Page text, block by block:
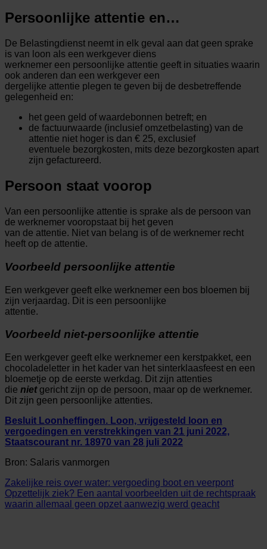
Persoonlijke attentie en…
De Belastingdienst neemt in elk geval aan dat geen sprake
is van loon als een werkgever diens
werknemer een persoonlijke attentie geeft in situaties waarin
ook anderen dan een werkgever een
dergelijke attentie plegen te geven bij de desbetreffende
gelegenheid en:
het geen geld of waardebonnen betreft; en
de factuurwaarde (inclusief omzetbelasting) van de
attentie niet hoger is dan € 25, exclusief
eventuele bezorgkosten, mits deze bezorgkosten apart
zijn gefactureerd.
Persoon staat voorop
Van een persoonlijke attentie is sprake als de persoon van
de werknemer vooropstaat bij het geven
van de attentie. Niet van belang is of de werknemer recht
heeft op de attentie.
Voorbeeld persoonlijke attentie
Een werkgever geeft elke werknemer een bos bloemen bij
zijn verjaardag. Dit is een persoonlijke
attentie.
Voorbeeld niet-persoonlijke attentie
Een werkgever geeft elke werknemer een kerstpakket, een
chocoladeletter in het kader van het sinterklaasfeest en een
bloemetje op de eerste werkdag. Dit zijn attenties
die nietgericht zijn op de persoon, maar op de werknemer.
Dit zijn geen persoonlijke attenties.
Besluit Loonheffingen. Loon, vrijgesteld loon en
vergoedingen en verstrekkingen van 21 juni 2022,
Staatscourant nr. 18970 van 28 juli 2022
Bron: Salaris vanmorgen
Zakelijke reis over water: vergoeding boot en veerpont
Opzettelijk ziek? Een aantal voorbeelden uit de rechtspraak
waarin allemaal geen opzet aanwezig werd geacht